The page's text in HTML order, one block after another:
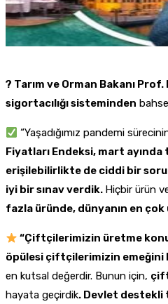
? Tarım ve Orman Bakanı
sigortacılığı sisteminden
“Yaşadığımız pandemi
Fiyatları Endeksi, mart
erişilebilirlikte de ciddi bir
iyi bir sınav verdik. Hiçbir ürün
fazla üründe, dünyanın en çok
“Çiftçilerimizin üretme
öpülesi çiftçilerimizin emeğini
en kutsal değerdir. Bunun için,
hayata geçirdik. Devlet destekli